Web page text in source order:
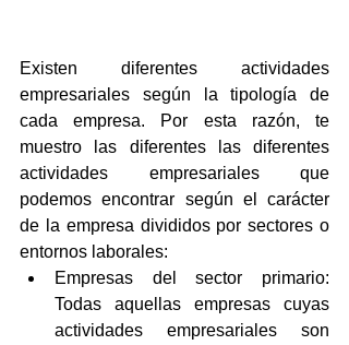
Existen diferentes actividades
empresariales según la tipología de
cada empresa. Por esta razón, te
muestro las diferentes las diferentes
actividades empresariales que
podemos encontrar según el carácter
de la empresa divididos por sectores o
entornos laborales:
Empresas del sector primario:
Todas aquellas empresas cuyas
actividades empresariales son